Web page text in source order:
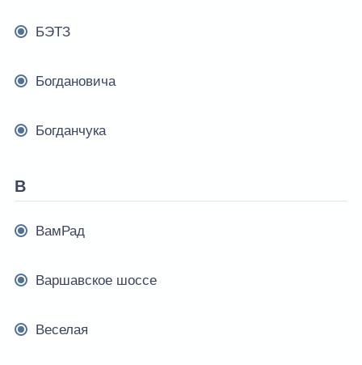
БЭТЗ
Богдановича
Богданчука
В
ВамРад
Варшавское шоссе
Веселая